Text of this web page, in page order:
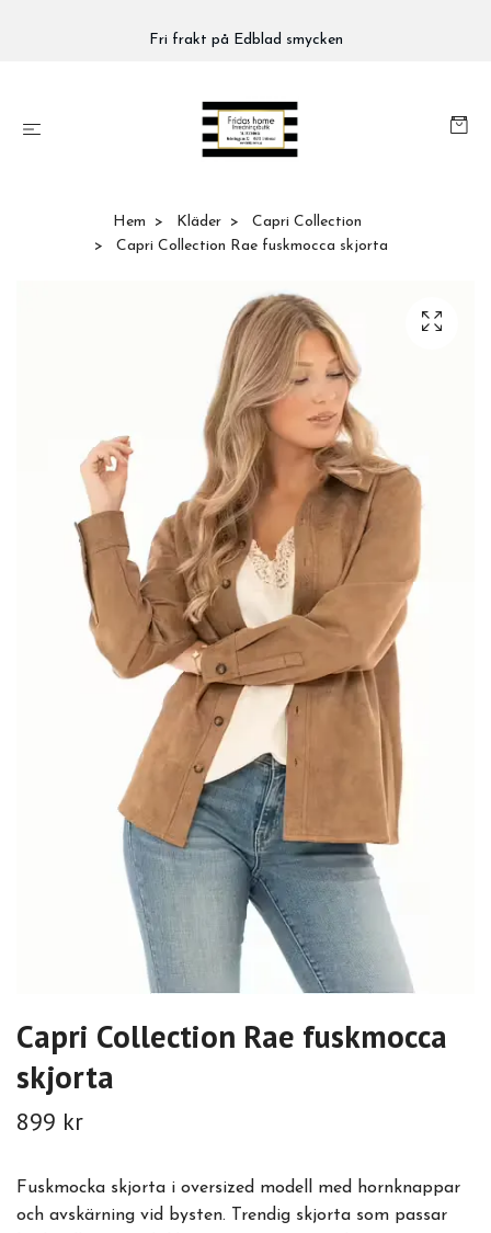
Fri frakt på Edblad smycken
Hem Kläder
Capri Collection
Capri Collection Rae fuskmocca skjorta
Capri Collection Rae fuskmocca
skjorta
899 kr
Fuskmocka skjorta i oversized modell med hornknappar
och avskärning vid bysten. Trendig skjorta som passar